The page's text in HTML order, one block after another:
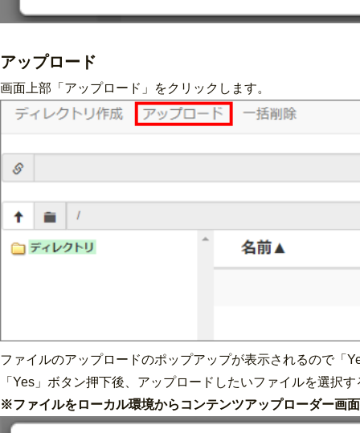
アップロード
画面上部「アップロード」をクリックします。
ファイルのアップロードのポップアップが表示されるので「
「Yes」ボタン押下後、アップロードしたいファイルを選択
※ファイルをローカル環境からコンテンツアップローダー画